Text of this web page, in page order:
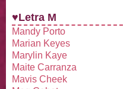
♥Letra M
Mandy Porto
Marian Keyes
Marylin Kaye
Maite Carranza
Mavis Cheek